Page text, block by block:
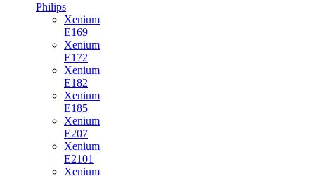
Philips
Xenium
E169
Xenium
E172
Xenium
E182
Xenium
E185
Xenium
E207
Xenium
E2101
Xenium